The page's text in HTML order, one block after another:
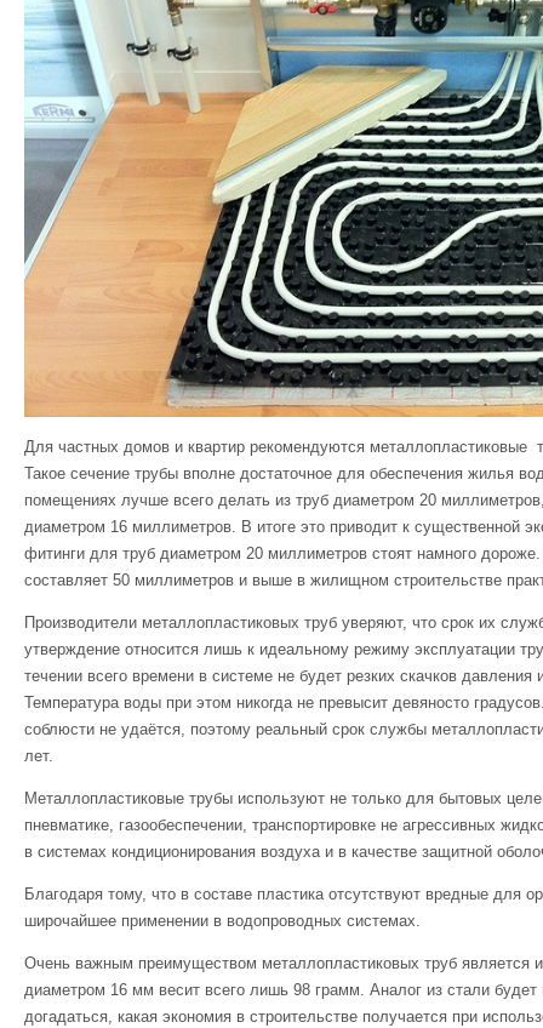
Для частных домов и квартир рекомендуются
Такое сечение трубы вполне достаточное для обеспечения жилья
помещениях лучше всего делать из труб диаметром 20
диаметром 16 миллиметров. В итоге это приводит к существенной
фитинги для труб диаметром 20 миллиметров стоят намного
составляет 50 миллиметров и выше в жилищном строительстве
Производители металлопластиковых труб уверяют, что срок их
утверждение относится лишь к идеальному режиму эксплуатации
течении всего времени в системе не будет резких скачков
Температура воды при этом никогда не превысит девяносто
соблюсти не удаётся, поэтому реальный срок службы
лет.
Металлопластиковые трубы используют не только для бытовых
пневматике, газообеспечении, транспортировке не агрессивных
в системах кондиционирования воздуха и в качестве защитной
Благодаря тому, что в составе пластика отсутствуют вредные для
широчайшее применении в водопроводных системах.
Очень важным преимуществом металлопластиковых труб является
диаметром 16 мм весит всего лишь 98 грамм. Аналог из стали
догадаться, какая экономия в строительстве получается при